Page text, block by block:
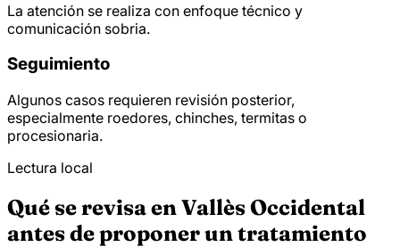
La atención se realiza con enfoque técnico y
comunicación sobria.
Seguimiento
Algunos casos requieren revisión posterior,
especialmente roedores, chinches, termitas o
procesionaria.
Lectura local
Qué se revisa en Vallès Occidental
antes de proponer un tratamiento